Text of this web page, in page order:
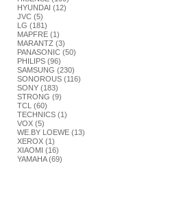
HYUNDAI (12)
JVC (5)
LG (181)
MAPFRE (1)
MARANTZ (3)
PANASONIC (50)
PHILIPS (96)
SAMSUNG (230)
SONOROUS (116)
SONY (183)
STRONG (9)
TCL (60)
TECHNICS (1)
VOX (5)
WE.BY LOEWE (13)
XEROX (1)
XIAOMI (16)
YAMAHA (69)